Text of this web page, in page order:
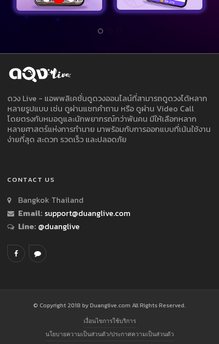
ดวง Live - แอพพลิเคชั่นดูดวงออนไลน์ที่สามารถดูดวงได้หลาก
หลายรูปแบบ เช่น ดูผ่านแชทคำถาม หรือ ดูผ่าน Video Call
โดยตรงกับหมอดูและนักพยากรณ์กว่าพันคน มีให้เลือกหลาก
หลายศาสตร์แห่งการทำนาย มาพร้อมกับการออกแบบที่เน้นใช้งาน
ง่ายที่สุด สะดวก รวดเร็ว และปลอดภัย
CONTACT US
Bangkok Thailand
Email: support@duanglive.com
Line: @duanglive
© Copyright 2018 by Duanglive.com All Rights Reserved.
เงื่อนไขการใช้บริการ
นโยบายความเป็นส่วนตัว/ประกาศความเป็นส่วนตัว